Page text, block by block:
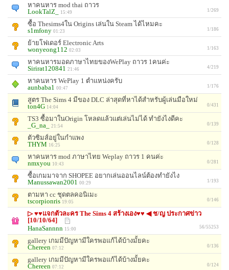
หาคนหาร mod thai ถาวร
LookTalZ_
15:49 1/269
ซื้อ Thesims4ใน Origins เล่นใน Steam ได้ไหมคะ
s1mfony 01:23 1/186
ย้ายโฟเดอร์ Electronic Arts
wonyeong112 02:03 1/163
หาคนหารมอดภาษาไทยของWePlay ถาวร 1คนค่ะ
Sirirat120841 21:46 4/219
หาคนหาร WePlay 1 ตำแหน่งครับ
aunbaba1 00:47 1/176
สูตร The Sims 4 มีของ DLC ล่าสุดที่หาได้สำหรับผู้เล่นมือใหม่
ton4G 14:04 0/431
TS3 ซื้อมาในOrigin โหลดแล้วแต่เล่นไม่ได้ ทำยังไงดีคะ
_G_na_
21:54 0/139
ตัวซิมส์อยู่ในกำแพง
THYM 16:25 0/128
หาคนหาร mod ภาษาไทย Weplay ถาวร 1 คนค่ะ
nmxyou 10:43 0/281
ซื้อเกมมาจาก SHOPEE อยากเล่นออนไลน์ต้องทำยังไง
Manussawan2001 00:29 1/193
ตามหา cc ชุดตลคอนิเมะ
tscorpionris 19:05 0/146
▷ ♥♥แจกตัวละคร The Sims 4 สร้างเอง♥♥ ◀ ช/ญ ประกาศข่าว
[10/10/64]
HanaSannnn 15:00 56/55253
gallery เกมมีปัญหามีใครพอแก้ได้บ้างมั้ยคะ
Chereen 07:12 0/136
gallery เกมมีปัญหามีใครพอแก้ได้บ้างมั้ยคะ
Chereen 07:12 0/124